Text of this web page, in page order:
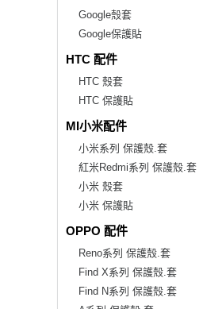
Google殼套
Google保護貼
HTC 配件
HTC 殼套
HTC 保護貼
MI小米配件
小米系列 保護殼.套
紅米Redmi系列 保護殼.套
小米 殼套
小米 保護貼
OPPO 配件
Reno系列 保護殼.套
Find X系列 保護殼.套
Find N系列 保護殼.套